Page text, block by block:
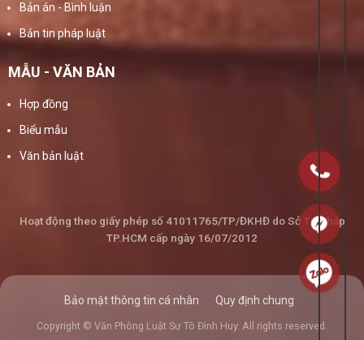
Bản án - Bình luận
Bản tin pháp luật
MẪU - VĂN BẢN
Hợp đồng
Biểu mẫu
Văn bản luật
Hoạt động theo giấy phép số 41011765/TP/ĐKHĐ do Sở Tư Pháp
TP.HCM cấp ngày 16/07/2012
Bảo mật thông tin cá nhân Quy định chung
Copyright © Văn Phòng Luật Sư Tô Đình Huy. All rights reserved.